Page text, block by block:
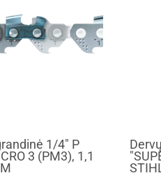
1/4" P
3 (PM3), 1,1